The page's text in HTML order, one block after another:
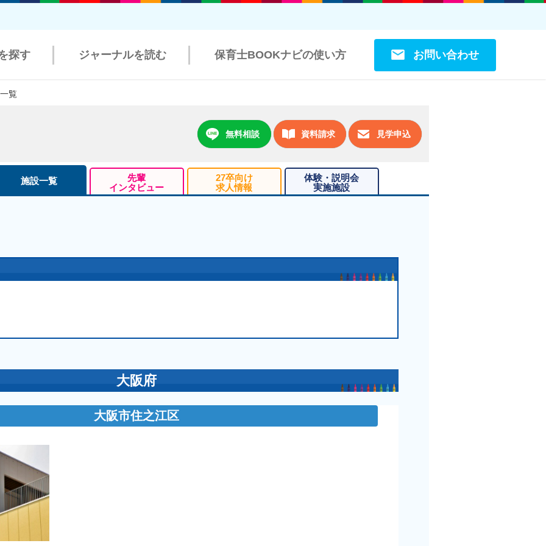
探す ジャーナルを読む 保育士BOOKナビの使い方 お問い合わせ
覧
無料相談 資料請求 見学申込
施設一覧
先輩
インタビュー
27卒向け
求人情報
体験・説明会
実施施設
大阪府
大阪市住之江区